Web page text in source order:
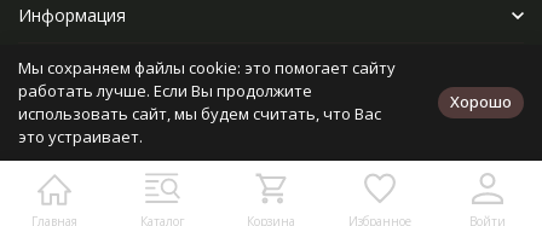
Главная Каталог Корзина Избранное Войти
Информация
Прочее
Политика персональных данных
Разработано в
bodysite.ru
Мы сохраняем файлы cookie: это помогает сайту
работать лучше. Если Вы продолжите
использовать сайт, мы будем считать, что Вас
это устраивает.
Хорошо